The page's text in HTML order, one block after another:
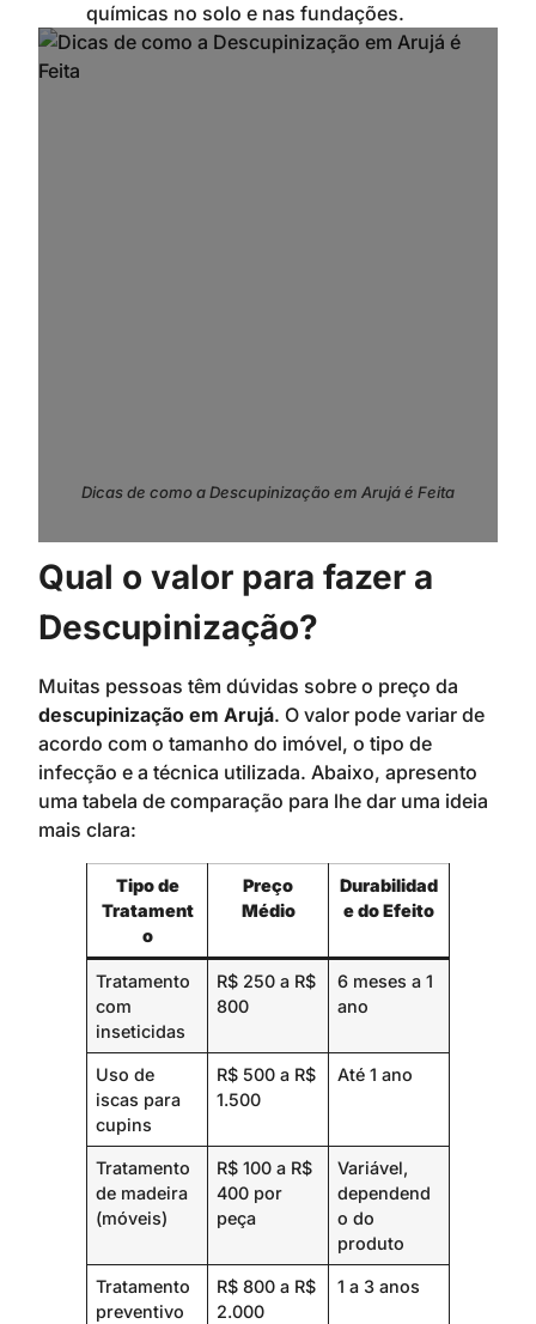
químicas no solo e nas fundações.
Dicas de como a Descupinização em Arujá é Feita
Qual o valor para fazer a
Descupinização?
Muitas pessoas têm dúvidas sobre o preço da
descupinização em Arujá. O valor pode variar de
acordo com o tamanho do imóvel, o tipo de
infecção e a técnica utilizada. Abaixo, apresento
uma tabela de comparação para lhe dar uma ideia
mais clara:
Tipo de
Tratament
o
Preço
Médio
Durabilidad
e do Efeito
Tratamento
com
inseticidas
R$ 250 a R$
800
6 meses a 1
ano
Uso de
iscas para
cupins
R$ 500 a R$
1.500
Até 1 ano
Tratamento
de madeira
(móveis)
R$ 100 a R$
400 por
peça
Variável,
dependend
o do
produto
Tratamento
preventivo
R$ 800 a R$
2.000
1 a 3 anos